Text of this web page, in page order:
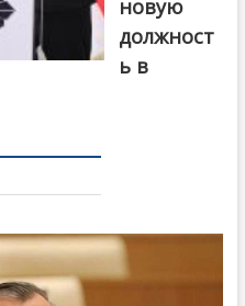
новую
должност
ь в